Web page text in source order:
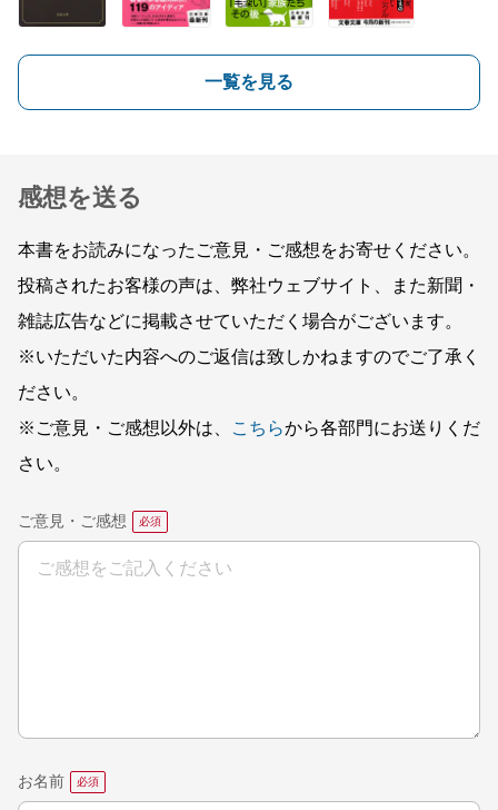
一覧を見る
感想を送る
本書をお読みになったご意見・ご感想をお寄せください。
投稿されたお客様の声は、弊社ウェブサイト、また新聞・
雑誌広告などに掲載させていただく場合がございます。
※いただいた内容へのご返信は致しかねますのでご了承く
ださい。
※ご意見・ご感想以外は、
こちらから各部門にお送りくだ
さい。
ご意見・ご感想
お名前